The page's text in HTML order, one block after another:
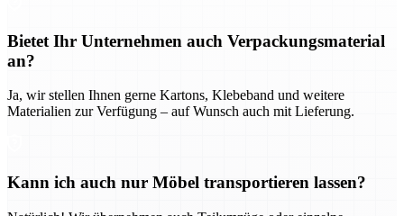
Bietet Ihr Unternehmen auch Verpackungsmaterial
an?
Ja, wir stellen Ihnen gerne Kartons, Klebeband und weitere
Materialien zur Verfügung – auf Wunsch auch mit Lieferung.
Kann ich auch nur Möbel transportieren lassen?